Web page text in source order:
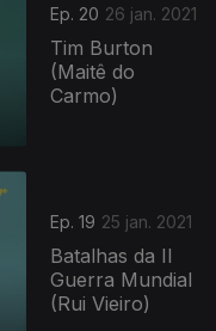
Ep. 20 26 jan. 2021
Tim Burton
(Maitê do
Carmo)
Ep. 19 25 jan. 2021
Batalhas da II
Guerra Mundial
(Rui Vieiro)